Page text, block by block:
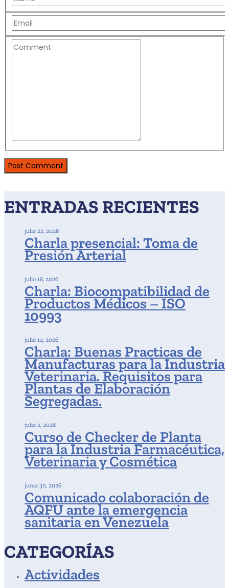
ENTRADAS RECIENTES
Charla presencial: Toma de
Presión Arterial
julio 22, 2026
Charla: Biocompatibilidad de
Productos Médicos – ISO
10993
julio 16, 2026
Charla: Buenas Practicas de
Manufacturas para la Industria
Veterinaria. Requisitos para
Plantas de Elaboración
Segregadas.
julio 14, 2026
Curso de Checker de Planta
para la Industria Farmacéutica,
Veterinaria y Cosmética
julio 2, 2026
Comunicado colaboración de
AQFU ante la emergencia
sanitaria en Venezuela
junio 30, 2026
CATEGORÍAS
Actividades